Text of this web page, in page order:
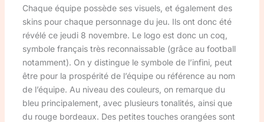
Chaque équipe possède ses visuels, et également des
skins pour chaque personnage du jeu. Ils ont donc été
révélé ce jeudi 8 novembre. Le logo est donc un coq,
symbole français très reconnaissable (grâce au football
notamment). On y distingue le symbole de l’infini, peut
être pour la prospérité de l’équipe ou référence au nom
de l’équipe. Au niveau des couleurs, on remarque du
bleu principalement, avec plusieurs tonalités, ainsi que
du rouge bordeaux. Des petites touches orangées sont